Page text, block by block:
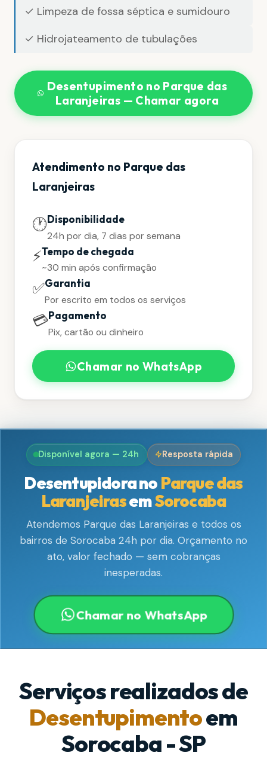
✓ Limpeza de fossa séptica e sumidouro
✓ Hidrojateamento de tubulações
Desentupimento no Parque das
Laranjeiras — Chamar agora
Atendimento no Parque das
Laranjeiras
🕐Disponibilidade
24h por dia, 7 dias por semana
⚡Tempo de chegada
~30 min após confirmação
✅Garantia
Por escrito em todos os serviços
💳Pagamento
Pix, cartão ou dinheiro
Chamar no WhatsApp
Disponível agora — 24h Resposta rápida
Desentupidora no Parque das
LaranjeirasemSorocaba
Atendemos Parque das Laranjeiras e todos os
bairros de Sorocaba 24h por dia. Orçamento no
ato, valor fechado — sem cobranças
inesperadas.
Chamar no WhatsApp
Serviços realizados de
Desentupimentoem
Sorocaba - SP